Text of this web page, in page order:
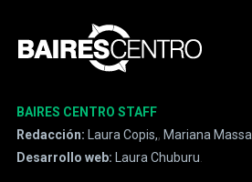
BAIRES CENTRO STAFF
Redacción: Laura Copis,, Mariana Massa
Desarrollo web:
Laura Chuburu